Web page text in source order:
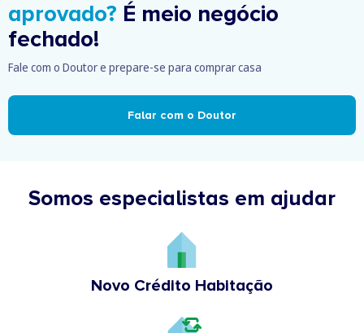
aprovado? É meio negócio
fechado!
Fale com o Doutor e prepare-se para comprar casa
Falar com o Doutor
Somos especialistas em ajudar
Novo Crédito Habitação